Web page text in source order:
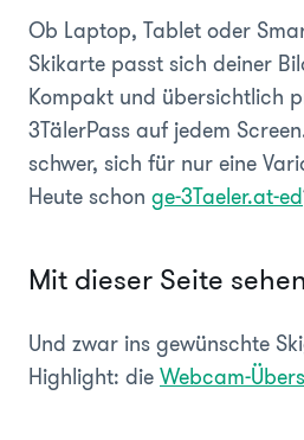
Ob Laptop, Tablet oder
Skikarte passt sich deiner
Kompakt und übersichtlich
3TälerPass auf jedem
schwer, sich für nur eine
Heute schon ge-3Taeler.at-ed
Mit dieser Seite
Und zwar ins gewünschte
Highlight: dieWebcam-